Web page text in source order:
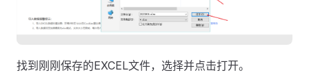
找到刚刚保存的EXCEL文件，选择并点击打开。